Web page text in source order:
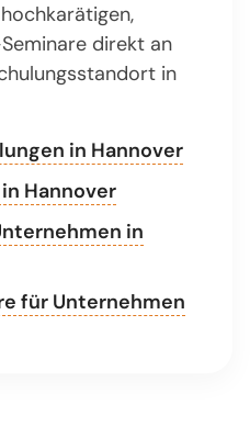
direkt an
in
in Hannover
Hannover
in
für Unternehmen